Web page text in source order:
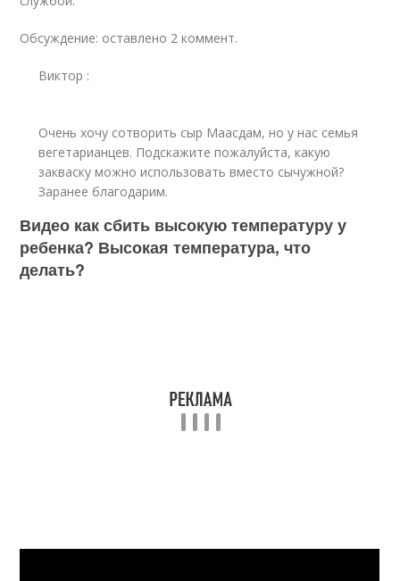
Обсуждение: оставлено 2 коммент.
Виктор :
Очень хочу сотворить сыр Маасдам, но у нас семья
вегетарианцев. Подскажите пожалуйста, какую
закваску можно использовать вместо сычужной?
Заранее благодарим.
Видео как сбить высокую температуру у
ребенка? Высокая температура, что
делать?